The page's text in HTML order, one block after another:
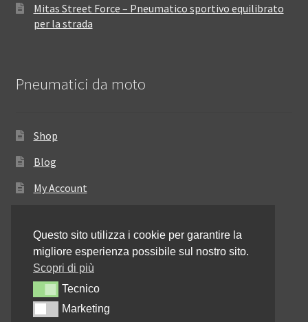
Mitas Street Force – Pneumatico sportivo equilibrato
per la strada
Pneumatici da moto
Shop
Blog
My Account
Resi e rimborsi
Annullamento dell’ordine
Informativa sulla privacy
Contattaci
Questo sito utilizza i cookie per garantire la
migliore esperienza possibile sul nostro sito.
Scopri di più
TecnicoTecnico
MarketingMarketing